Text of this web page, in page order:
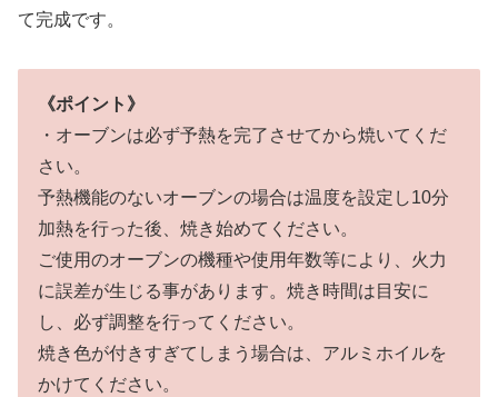
て完成です。
《ポイント》
・オーブンは必ず予熱を完了させてから焼いてくだ
さい。
予熱機能のないオーブンの場合は温度を設定し10分
加熱を行った後、焼き始めてください。
ご使用のオーブンの機種や使用年数等により、火力
に誤差が生じる事があります。焼き時間は目安に
し、必ず調整を行ってください。
焼き色が付きすぎてしまう場合は、アルミホイルを
かけてください。